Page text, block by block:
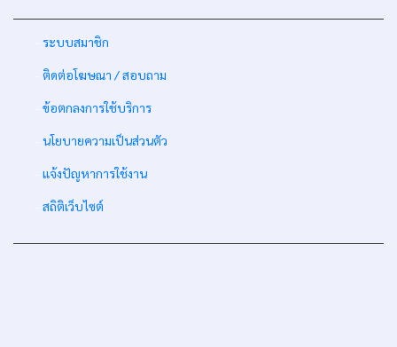
ระบบสมาชิก
ติดต่อโฆษณา / สอบถาม
ข้อตกลงการใช้บริการ
นโยบายความเป็นส่วนตัว
แจ้งปัญหาการใช้งาน
สถิติเว็บไซต์